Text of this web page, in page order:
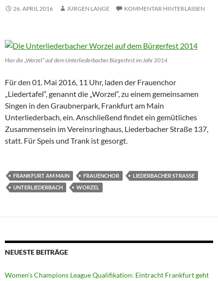
26. APRIL 2016 JÜRGEN LANGE KOMMENTAR HINTERLASSEN
Hier die „Worzel“ auf dem Unterliederbacher Bürgerfest im Jahr 2014
Für den 01. Mai 2016, 11 Uhr, laden der Frauenchor
„Liedertafel“, genannt die „Worzel“, zu einem gemeinsamen
Singen in den Graubnerpark, Frankfurt am Main
Unterliederbach, ein. Anschließend findet ein gemütliches
Zusammensein im Vereinsringhaus, Liederbacher Straße 137,
statt. Für Speis und Trank ist gesorgt.
FRANKFURT AM MAIN FRAUENCHOR
LIEDERBACHER STRASSE
UNTERLIEDERBACH
WORZEL
NEUESTE BEITRÄGE
Women’s Champions League Qualifikation: Eintracht Frankfurt geht